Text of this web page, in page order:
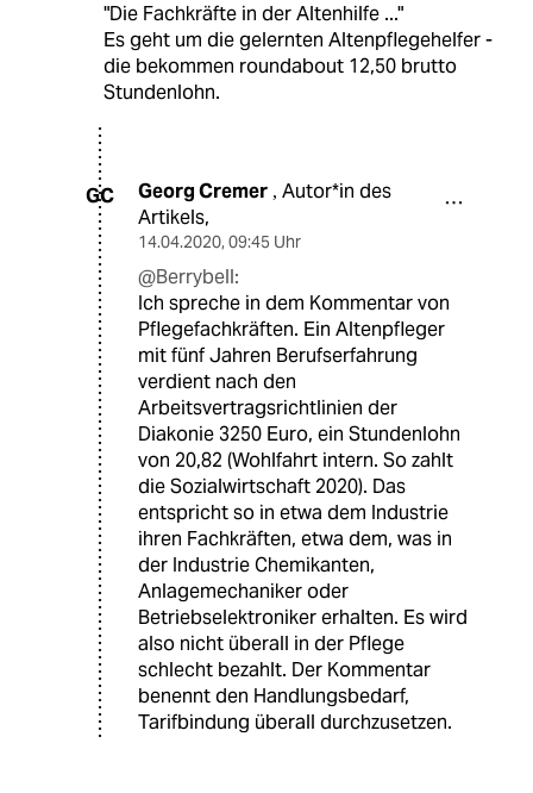
"Die Fachkräfte in der Altenhilfe ..."
Es geht um die gelernten Altenpflegehelfer -
die bekommen roundabout 12,50 brutto
Stundenlohn.
GC Georg Cremer , Autor*in des
Artikels,
14.04.2020, 09:45 Uhr
@Berrybell:
Ich spreche in dem Kommentar von
Pflegefachkräften. Ein Altenpfleger
mit fünf Jahren Berufserfahrung
verdient nach den
Arbeitsvertragsrichtlinien der
Diakonie 3250 Euro, ein Stundenlohn
von 20,82 (Wohlfahrt intern. So zahlt
die Sozialwirtschaft 2020). Das
entspricht so in etwa dem Industrie
ihren Fachkräften, etwa dem, was in
der Industrie Chemikanten,
Anlagemechaniker oder
Betriebselektroniker erhalten. Es wird
also nicht überall in der Pflege
schlecht bezahlt. Der Kommentar
benennt den Handlungsbedarf,
Tarifbindung überall durchzusetzen.